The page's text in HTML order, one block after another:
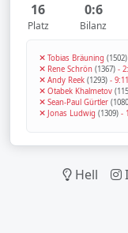
16
Platz
0:6
Bilanz
Tobias Bräuning (1502)
Rene Schrön (1367) -
Andy Reek (1293) - 9:11
Otabek Khalmetov
Sean-Paul Gürtler
Jonas Ludwig (1309) -
Hell